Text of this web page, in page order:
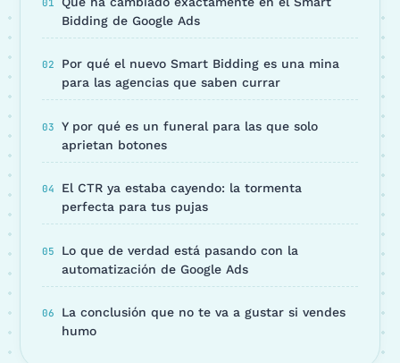
Bidding de Google Ads
Por qué el nuevo Smart Bidding es una mina
para las agencias que saben currar
Y por qué es un funeral para las que solo
aprietan botones
El CTR ya estaba cayendo: la tormenta
perfecta para tus pujas
Lo que de verdad está pasando con la
automatización de Google Ads
La conclusión que no te va a gustar si vendes
humo